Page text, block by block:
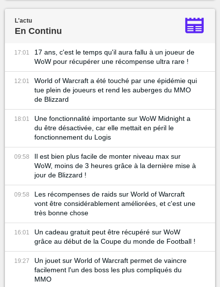
L'actu
En Continu
17:01
17 ans, c'est le temps qu'il aura fallu à un joueur de
WoW pour récupérer une récompense ultra rare !
12:01
World of Warcraft a été touché par une épidémie qui
tue plein de joueurs et rend les auberges du MMO
de Blizzard
18:01
Une fonctionnalité importante sur WoW Midnight a
du être désactivée, car elle mettait en péril le
fonctionnement du Logis
09:58
Il est bien plus facile de monter niveau max sur
WoW, moins de 3 heures grâce à la dernière mise à
jour de Blizzard !
09:58
Les récompenses de raids sur World of Warcraft
vont être considérablement améliorées, et c'est une
très bonne chose
16:01
Un cadeau gratuit peut être récupéré sur WoW
grâce au début de la Coupe du monde de Football !
19:27
Un jouet sur World of Warcraft permet de vaincre
facilement l'un des boss les plus compliqués du
MMO